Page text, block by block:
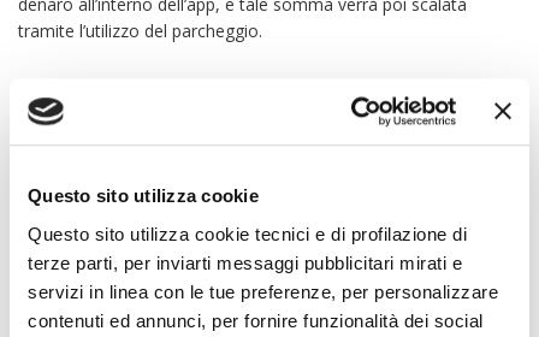
Questo sito utilizza cookie
Questo sito utilizza cookie tecnici e di profilazione di
terze parti, per inviarti messaggi pubblicitari mirati e
servizi in linea con le tue preferenze, per personalizzare
contenuti ed annunci, per fornire funzionalità dei social
tramite l’utilizzo del parcheggio.
È possibile attivare o disattivare la sosta in diversi modi, oltre
che tramite l’applicazione. Tramite una chiamata gratuita o un